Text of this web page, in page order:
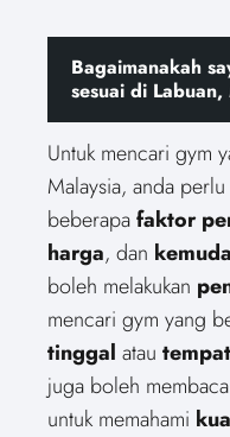
Bagaimanakah
sesuai di
Untuk mencari gym
Malaysia, anda
beberapafaktor
harga, dan
boleh melakukan
mencari gym yang
tinggal atau
juga boleh membaca
untuk memahami